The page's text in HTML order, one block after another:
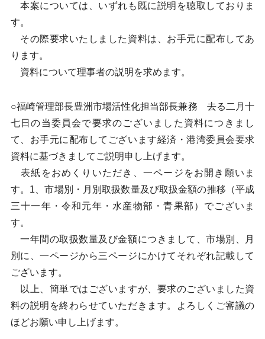
本案については、いずれも既に説明を聴取しておりま
す。
その際要求いたしました資料は、お手元に配布してあ
ります。
資料について理事者の説明を求めます。
○福崎管理部長豊洲市場活性化担当部長兼務 去る二月十
七日の当委員会で要求のございました資料につきまし
て、お手元に配布してございます経済・港湾委員会要求
資料に基づきましてご説明申し上げます。
表紙をおめくりいただき、一ページをお開き願いま
す。1、市場別・月別取扱数量及び取扱金額の推移（平成
三十一年・令和元年・水産物部・青果部）でございま
す。
一年間の取扱数量及び金額につきまして、市場別、月
別に、一ページから三ページにかけてそれぞれ記載して
ございます。
以上、簡単ではございますが、要求のございました資
料の説明を終わらせていただきます。よろしくご審議の
ほどお願い申し上げます。